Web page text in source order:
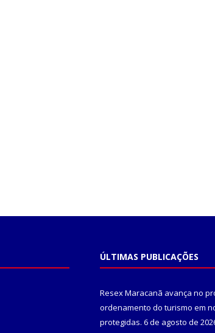
ÚLTIMAS PUBLICAÇÕES
Resex Maracanã avança no
ordenamento do turismo em
protegidas. 6 de agosto de